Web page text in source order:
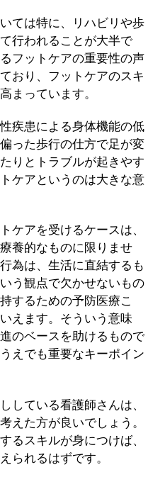
ては特に、リハビリや歩
行われることが大半で
フットケアの重要性の声
おり、フットケアのスキ
まっています。
疾患による身体機能の低
った歩行の仕方で足が変
りとトラブルが起きやす
ケアというのは大きな意
ケアを受けるケースは、
養的なものに限りませ
為は、生活に直結するも
う観点で欠かせないもの
するための予防医療こ
えます。そういう意味
のベースを助けるもので
えでも重要なキーポイン
している看護師さんは、
えた方が良いでしょう。
るスキルが身につけば、
られるはずです。